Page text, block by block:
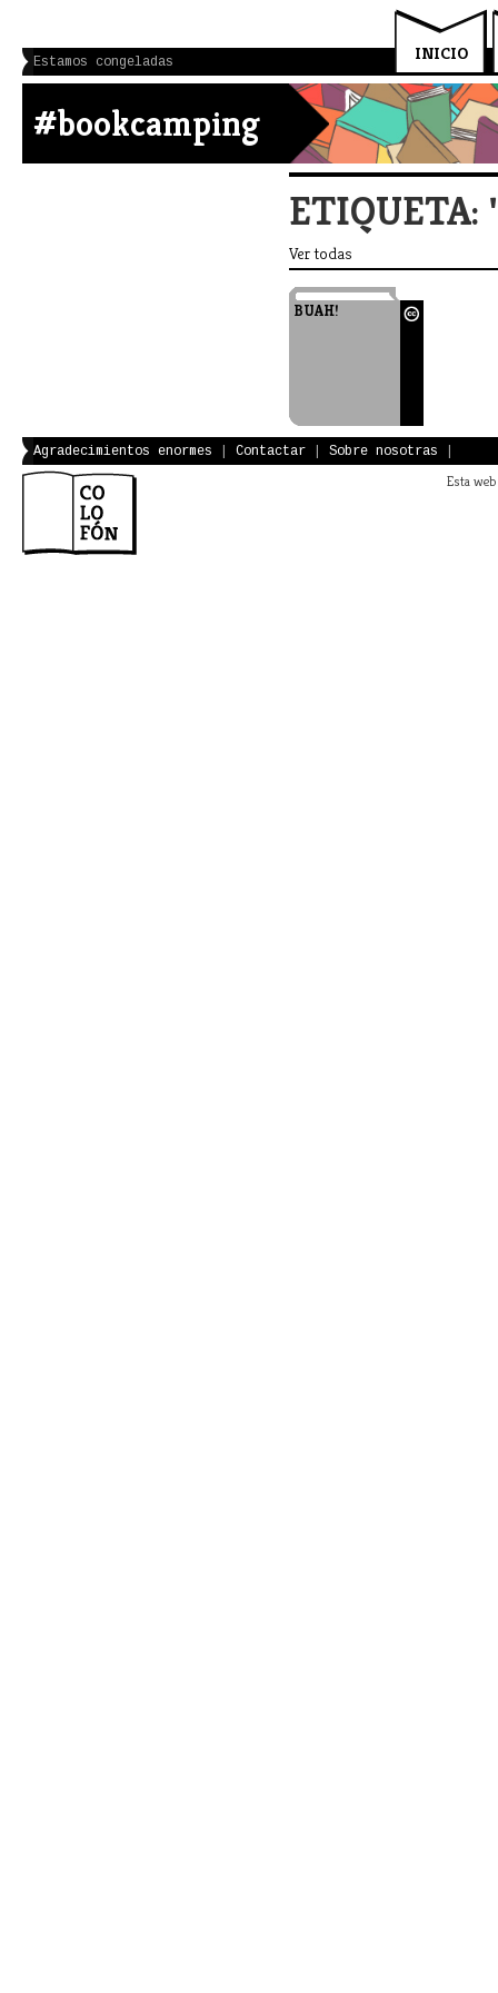
INICIO
Estamos congeladas
#bookcamping
ETIQUETA:
Ver todas
BUAH!
Agradecimientos enormes Contactar Sobre nosotras
Esta